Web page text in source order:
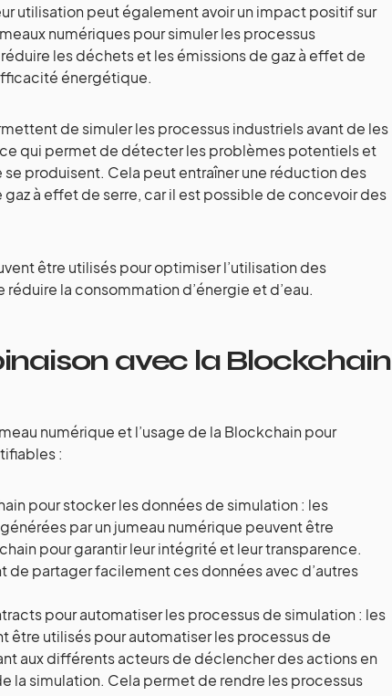
utilisation peut également avoir un impact positif sur
numériques pour simuler les processus
les déchets et les émissions de gaz à effet de
énergétique.
de simuler les processus industriels avant de les
qui permet de détecter les problèmes potentiels et
se produisent. Cela peut entraîner une réduction des
à effet de serre, car il est possible de concevoir des
être utilisés pour optimiser l’utilisation des
la consommation d’énergie et d’eau.
avec la Blockchain
numérique et l’usage de la Blockchain pour
:
pour stocker les données de simulation : les
par un jumeau numérique peuvent être
pour garantir leur intégrité et leur transparence.
de partager facilement ces données avec d’autres
pour automatiser les processus de simulation : les
être utilisés pour automatiser les processus de
aux différents acteurs de déclencher des actions en
la simulation. Cela permet de rendre les processus